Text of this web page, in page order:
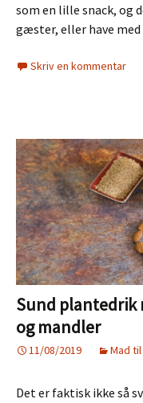
som en lille snack, og
gæster, eller have
Skriv en kommentar
Sund plantedrik
og mandler
11/08/2019 Mad
Det er faktisk ikke så